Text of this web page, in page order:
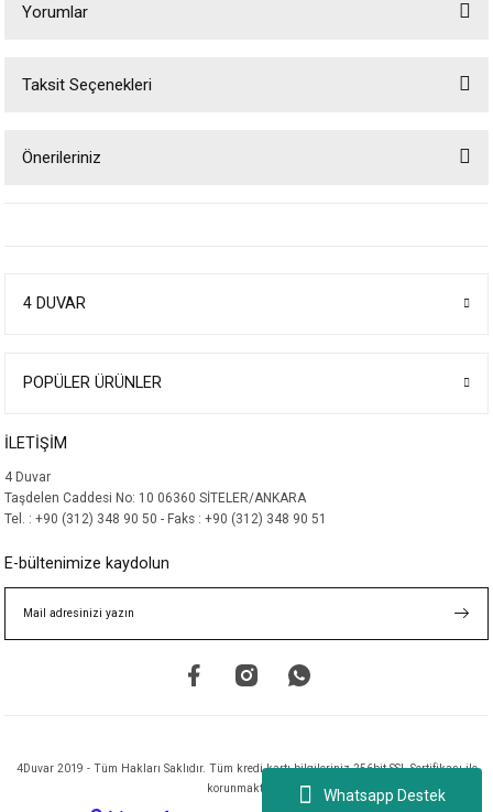
Whatsapp Destek
Yorumlar
Taksit Seçenekleri
Önerileriniz
Ürün bilgilerinde hatalar bulunuyor.
Bu ürüne benzer farklı alternatifler olmalı.
Gönder
4 DUVAR
POPÜLER ÜRÜNLER
İLETİŞİM
4 Duvar
Taşdelen Caddesi No: 10 06360 SİTELER/ANKARA
Tel. : +90 (312) 348 90 50 - Faks : +90 (312) 348 90 51
E-bültenimize kaydolun
4Duvar 2019 - Tüm Hakları Saklıdır. Tüm kredi kartı bilgileriniz 256bit SSL Sertifikası ile
korunmaktadır.